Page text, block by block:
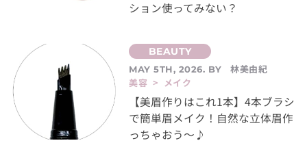
ション使ってみない？
MAY 5TH, 2026. BY
林美由紀
美容 > メイク
【美眉作りはこれ1本】4本ブラシ
で簡単眉メイク！自然な立体眉作
っちゃおう～♪